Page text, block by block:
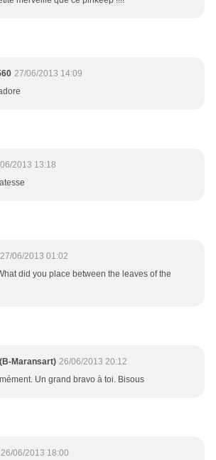
27/06/2013 14:09
2013 13:18
27/06/2013 01:02
did you place between the leaves of the
Maransart) 26/06/2013 20:12
Un grand bravo à toi. Bisous
26/06/2013 18:00